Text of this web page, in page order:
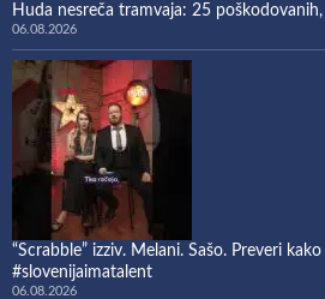
Huda nesreča tramvaja: 25
06.08.2026
“Scrabble” izziv. Melani. Sašo. Preveri
#slovenijaimatalent
06.08.2026